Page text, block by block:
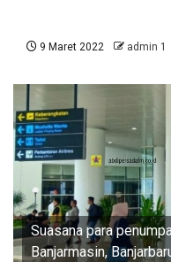
9 Maret 2022 admin 1
Suasana para
Banjarmasin,